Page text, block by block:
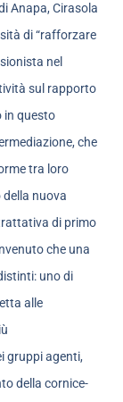
Anapa, Cirasola
di “rafforzare
nel
sul rapporto
in questo
che
tra loro
della nuova
di primo
che una
uno di
alle
gruppi agenti,
della cornice-